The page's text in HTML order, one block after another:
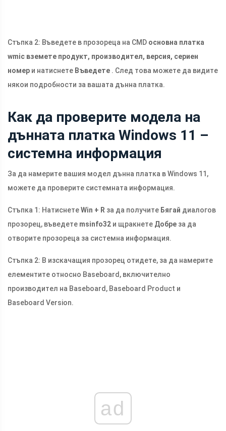
Стъпка 2: Въведете в прозореца на CMD основна платка
wmic вземете продукт, производител, версия, сериен
номер и натиснете Въведете . След това можете да видите
някои подробности за вашата дънна платка.
Как да проверите модела на
дънната платка Windows 11 –
системна информация
За да намерите вашия модел дънна платка в Windows 11,
можете да проверите системната информация.
Стъпка 1: НатиснетеWin + R за да получите Бягай диалогов
прозорец, въведете msinfo32 и щракнете Добре за да
отворите прозореца за системна информация.
Стъпка 2: В изскачащия прозорец отидете, за да намерите
елементите относно Baseboard, включително
производител на Baseboard, Baseboard Product и
Baseboard Version.
ad